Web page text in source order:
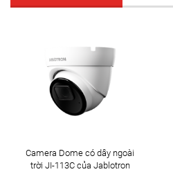
Camera Dome có dây ngoài
trời JI-113C của Jablotron